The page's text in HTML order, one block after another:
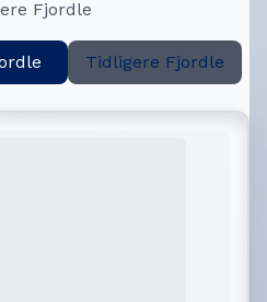
Fjordle
Tidligere Fjordle